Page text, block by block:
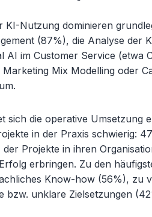
KI-Nutzung dominieren
(87%), die Analyse der
AI im Customer Service (etwa
Marketing Mix Modelling oder
sich die operative
in der Praxis schwierig:
Projekte in ihren
erbringen. Zu den
Know-how (56%), zu
bzw. unklare Zielsetzungen